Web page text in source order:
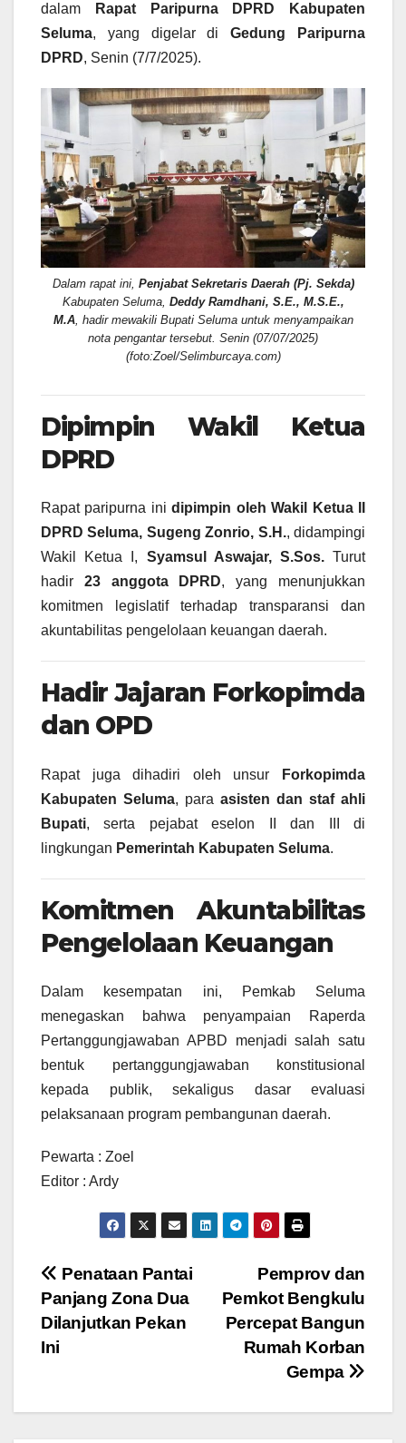
dalam
Rapat Paripurna DPRD Kabupaten
Seluma, yang digelar diGedung Paripurna
DPRD, Senin (7/7/2025).
Dalam rapat ini, Penjabat Sekretaris Daerah (Pj. Sekda)
Kabupaten Seluma, Deddy Ramdhani, S.E., M.S.E.,
M.A, hadir mewakili Bupati Seluma untuk menyampaikan
nota pengantar tersebut. Senin (07/07/2025)
(foto:Zoel/Selimburcaya.com)
Dipimpin Wakil Ketua
DPRD
Rapat paripurna inidipimpin oleh Wakil Ketua II
DPRD Seluma, Sugeng Zonrio, S.H., didampingi
Wakil Ketua I, Syamsul Aswajar, S.Sos.Turut
hadir 23 anggota DPRD, yang menunjukkan
komitmen legislatif terhadap transparansi dan
akuntabilitas pengelolaan keuangan daerah.
Hadir Jajaran Forkopimda
dan OPD
Rapat juga dihadiri oleh unsur
Forkopimda
Kabupaten Seluma, para asisten dan staf ahli
Bupati, serta pejabat eselon II dan III di
lingkungan Pemerintah Kabupaten Seluma.
Komitmen Akuntabilitas
Pengelolaan Keuangan
Dalam kesempatan ini, Pemkab Seluma
menegaskan bahwa penyampaian Raperda
Pertanggungjawaban APBD menjadi salah satu
bentuk pertanggungjawaban konstitusional
kepada publik, sekaligus dasar evaluasi
pelaksanaan program pembangunan daerah.
Pewarta : Zoel
Editor : Ardy
Navigasi
pos
Pemprov dan
Pemkot Bengkulu
Percepat Bangun
Rumah Korban
Gempa
Penataan Pantai
Panjang Zona Dua
Dilanjutkan Pekan
Ini